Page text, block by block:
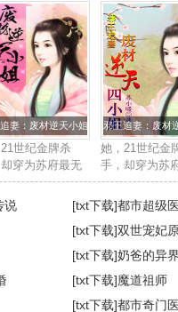
妻：废材逆天小姐txt下载
世纪金牌杀
穿为苏府最无
柴四小姐身
，帝国晋王殿
酷邪魅强势霸
天赋卓绝。世人
她是草包废材，
邪王追妻：废材
她，21世纪金
手，却穿为苏
用的废柴四小
上。他，帝国
下，冷酷邪魅
道，武道天赋
与伦比。世人
是草包废柴女
人...
说 [txt下载]都市超级
[txt下载]双世宠妃
妻
[txt下载]奶爸的异
[txt下载]魔道祖师
[txt下载]都市奇门